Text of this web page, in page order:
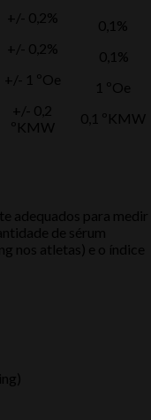
+/- 0,2%
+/- 0,2%
+/- 1 ºOe
+/- 0,2
ºKMW
0,1%
0,1%
1 ºOe
0,1 ºKMW
adequados para medir
de sérum
nos atletas) e o índice